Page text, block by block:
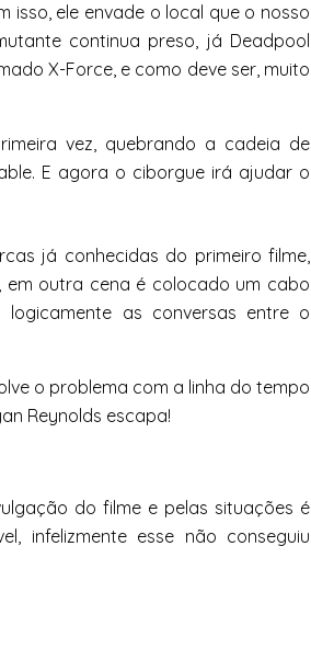
isso, ele envade o local que o nosso
continua preso, já Deadpool
X-Force, e como deve ser, muito
vez, quebrando a cadeia de
E agora o ciborgue irá ajudar o
já conhecidas do primeiro filme,
em outra cena é colocado um cabo
as conversas entre o
o problema com a linha do tempo
Reynolds escapa!
do filme e pelas situações é
infelizmente esse não conseguiu